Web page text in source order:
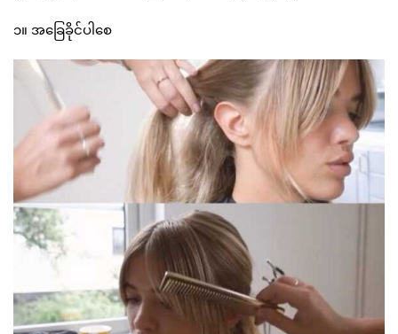
၁။ အခြေခိုင်ပါစေ